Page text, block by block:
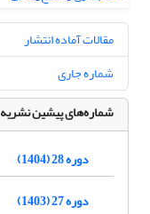
مقالات آماده انتشار
شماره جاری
شماره‌های پیشین نشریه
دوره 28 (1404)
دوره 27 (1403)